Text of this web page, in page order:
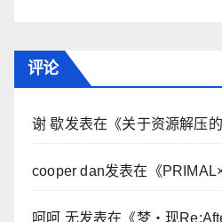
评论
谢 歇发表在《关于资源解压
cooper dan发表在《
呵呵 无发表在《梦・现